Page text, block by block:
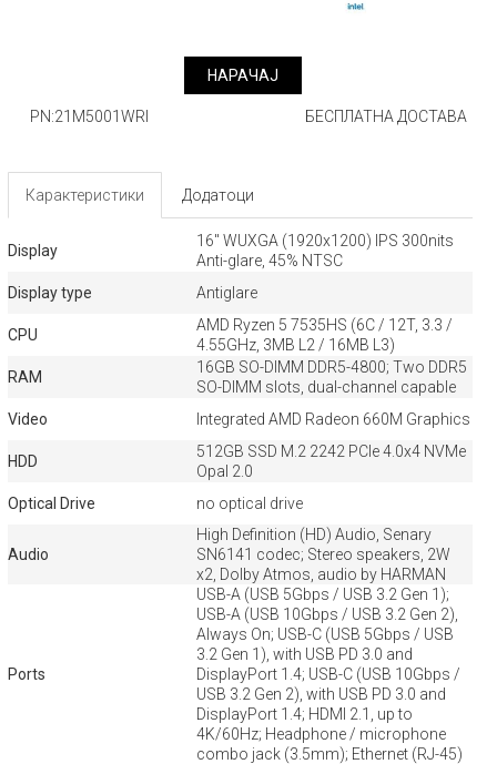
НАРАЧАJ
PN:21M5001WRI БЕСПЛАТНА ДОСТАВА
Карактеристики Додатоци
Display
16" WUXGA (1920x1200) IPS 300nits
Anti-glare, 45% NTSC
Display type
Antiglare
CPU
AMD Ryzen 5 7535HS (6C / 12T, 3.3 /
4.55GHz, 3MB L2 / 16MB L3)
RAM
16GB SO-DIMM DDR5-4800; Two DDR5
SO-DIMM slots, dual-channel capable
Video
Integrated AMD Radeon 660M Graphics
HDD
512GB SSD M.2 2242 PCIe 4.0x4 NVMe
Opal 2.0
Optical Drive
no optical drive
Audio
High Definition (HD) Audio, Senary
SN6141 codec; Stereo speakers, 2W
x2, Dolby Atmos, audio by HARMAN
Ports
USB-A (USB 5Gbps / USB 3.2 Gen 1);
USB-A (USB 10Gbps / USB 3.2 Gen 2),
Always On; USB-C (USB 5Gbps / USB
3.2 Gen 1), with USB PD 3.0 and
DisplayPort 1.4; USB-C (USB 10Gbps /
USB 3.2 Gen 2), with USB PD 3.0 and
DisplayPort 1.4; HDMI 2.1, up to
4K/60Hz; Headphone / microphone
combo jack (3.5mm); Ethernet (RJ-45)